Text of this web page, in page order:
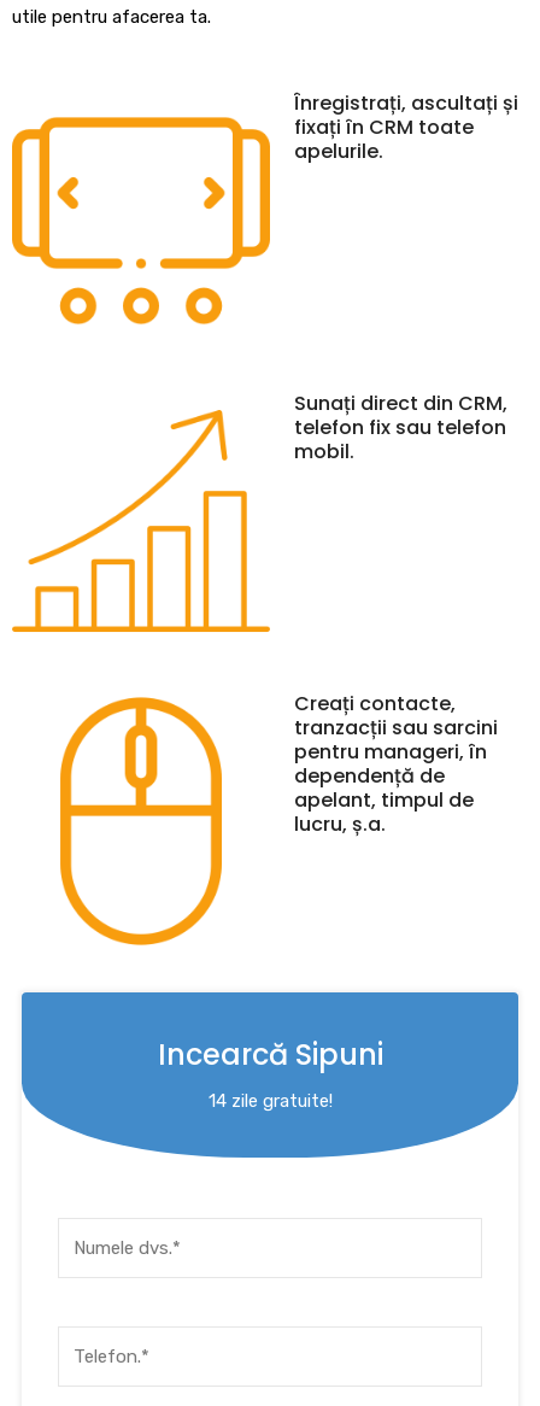
utile pentru afacerea ta.
Înregistrați, ascultați și
fixați în CRM toate
apelurile.
Sunați direct din CRM,
telefon fix sau telefon
mobil.
Creați contacte,
tranzacții sau sarcini
pentru manageri, în
dependență de
apelant, timpul de
lucru, ș.a.
Incearcă Sipuni
14 zile gratuite!